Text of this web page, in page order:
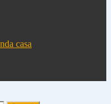
casa